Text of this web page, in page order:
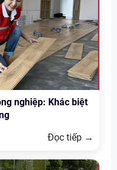
nghiệp: Khác biệt
Đọc tiếp →